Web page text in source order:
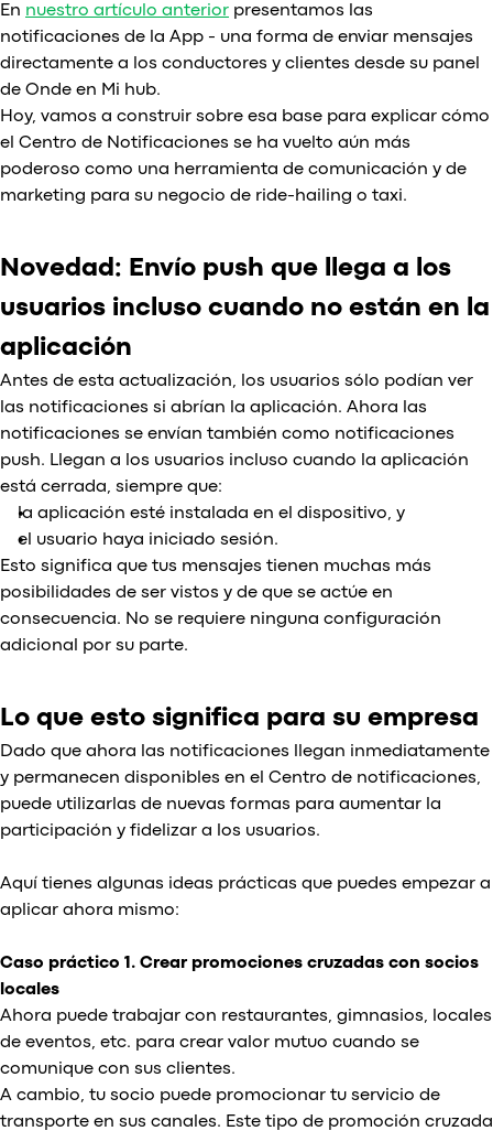
En nuestro artículo anterior presentamos las
notificaciones de la App - una forma de enviar mensajes
directamente a los conductores y clientes desde su panel
de Onde en Mi hub.
Hoy, vamos a construir sobre esa base para explicar cómo
el Centro de Notificaciones se ha vuelto aún más
poderoso como una herramienta de comunicación y de
marketing para su negocio de ride-hailing o taxi.
Novedad: Envío push que llega a los
usuarios incluso cuando no están en la
aplicación
Antes de esta actualización, los usuarios sólo podían ver
las notificaciones si abrían la aplicación. Ahora las
notificaciones se envían también como notificaciones
push. Llegan a los usuarios incluso cuando la aplicación
está cerrada, siempre que:
la aplicación esté instalada en el dispositivo, y
el usuario haya iniciado sesión.
Esto significa que tus mensajes tienen muchas más
posibilidades de ser vistos y de que se actúe en
consecuencia. No se requiere ninguna configuración
adicional por su parte.
Lo que esto significa para su empresa
Dado que ahora las notificaciones llegan inmediatamente
y permanecen disponibles en el Centro de notificaciones,
puede utilizarlas de nuevas formas para aumentar la
participación y fidelizar a los usuarios.
Aquí tienes algunas ideas prácticas que puedes empezar a
aplicar ahora mismo:
Caso práctico 1. Crear promociones cruzadas con socios
locales
Ahora puede trabajar con restaurantes, gimnasios, locales
de eventos, etc. para crear valor mutuo cuando se
comunique con sus clientes.
A cambio, tu socio puede promocionar tu servicio de
transporte en sus canales. Este tipo de promoción cruzada